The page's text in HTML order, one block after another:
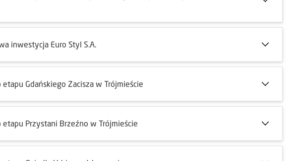
inwestycja Euro Styl S.A.
Gdańskiego Zacisza w Trójmieście
Przystani Brzeźno w Trójmieście